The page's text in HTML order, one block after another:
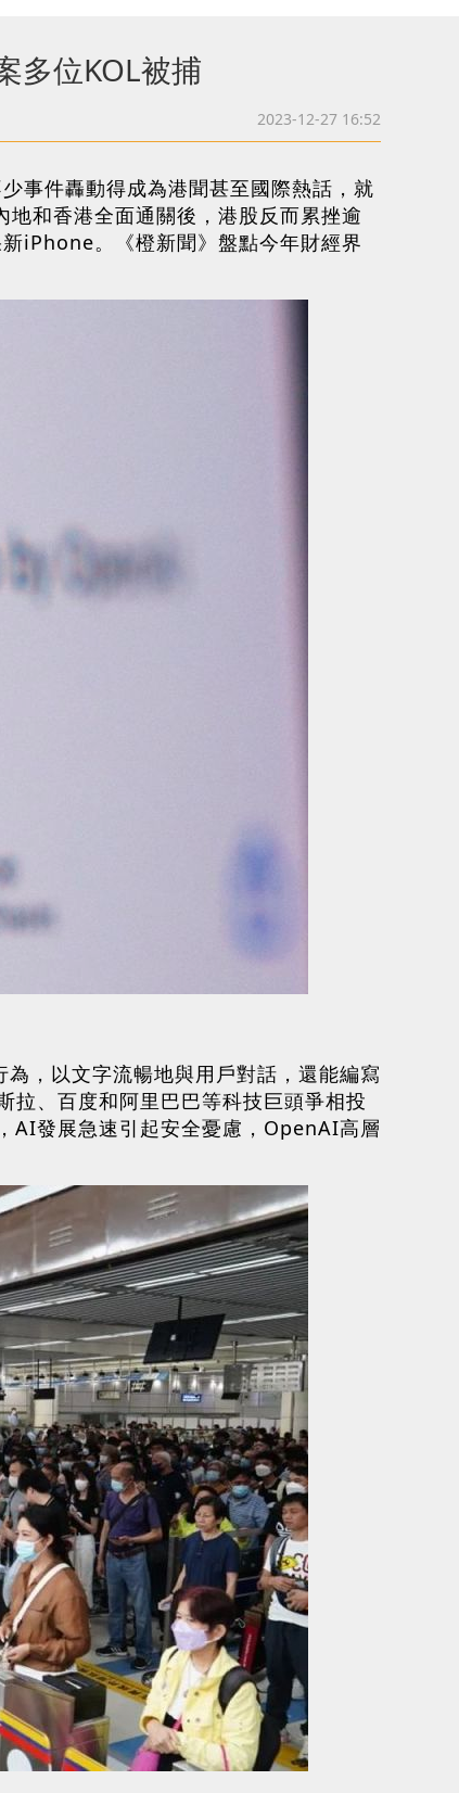
多位KOL被捕
2023-12-27 16:52
事件轟動得成為港聞甚至國際熱話，就
和香港全面通關後，港股反而累挫逾
iPhone。《橙新聞》盤點今年財經界
，以文字流暢地與用戶對話，還能編寫
、百度和阿里巴巴等科技巨頭爭相投
AI發展急速引起安全憂慮，OpenAI高層